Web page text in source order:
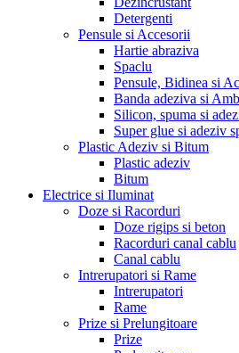
Detergenti
Pensule si Accesorii
Hartie abraziva
Spaclu
Pensule, Bidinea si
Banda adeziva si
Silicon, spuma si
Super glue si adeziv
Plastic Adeziv si Bitum
Plastic adeziv
Bitum
Electrice si Iluminat
Doze si Racorduri
Doze rigips si beton
Racorduri canal cablu
Canal cablu
Intrerupatori si Rame
Intrerupatori
Rame
Prize si Prelungitoare
Prize